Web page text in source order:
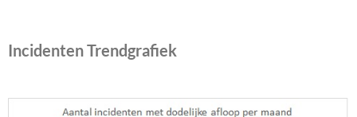
Incidenten Trendgrafiek